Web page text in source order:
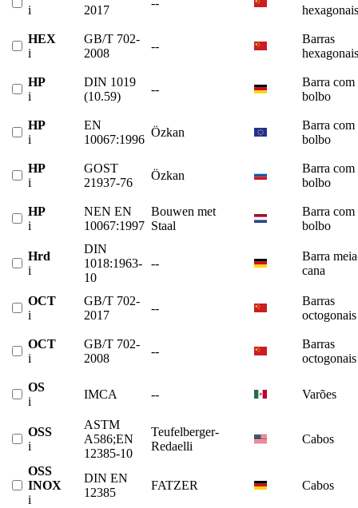
i
2017
--
hexagonais
HEX
i
GB/T 702-
2008
--
Barras
hexagonais
HP
i
DIN 1019
(10.59)
--
Barra com
bolbo
HP
i
EN
10067:1996
Özkan
Barra com
bolbo
HP
i
GOST
21937-76
Özkan
Barra com
bolbo
HP
i
NEN EN
10067:1997
Bouwen met
Staal
Barra com
bolbo
Hrd
i
DIN
1018:1963-
10
--
Barra
cana
OCT
i
GB/T 702-
2017
--
Barras
octogonais
OCT
i
GB/T 702-
2008
--
Barras
octogonais
OS
i
IMCA -- Varões
OSS
i
ASTM
A586;EN
12385-10
Teufelberger-
Redaelli
Cabos
OSS
INOX
i
DIN EN
12385
FATZER Cabos